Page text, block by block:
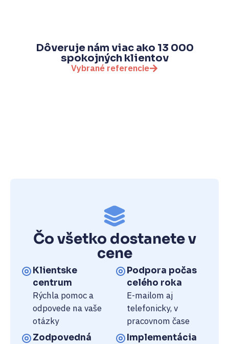
Dôveruje nám viac ako 13 000
spokojných klientov
Vybrané referencie
Čo všetko dostanete v
cene
Klientske
centrum
Rýchla pomoc a
odpovede na vaše
otázky
Zodpovedná
Podpora počas
celého roka
E-mailom aj
telefonicky, v
pracovnom čase
Implementácia